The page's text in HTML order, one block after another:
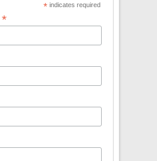
*indicates required
*